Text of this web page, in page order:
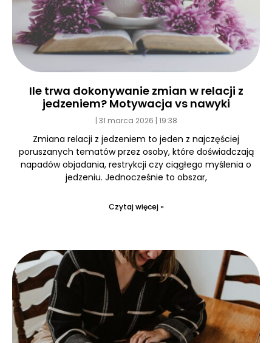
Ile trwa dokonywanie zmian w relacji z
jedzeniem? Motywacja vs nawyki
31 marca 2026 19:38
Zmiana relacji z jedzeniem to jeden z najczęściej
poruszanych tematów przez osoby, które doświadczają
napadów objadania, restrykcji czy ciągłego myślenia o
jedzeniu. Jednocześnie to obszar,
Czytaj więcej »